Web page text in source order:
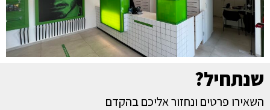
שנתחיל?
השאירו פרטים ונחזור אליכם בהקדם